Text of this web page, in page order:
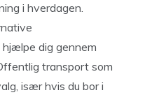
i hverdagen.
dig gennem
transport som
især hvis du bor i